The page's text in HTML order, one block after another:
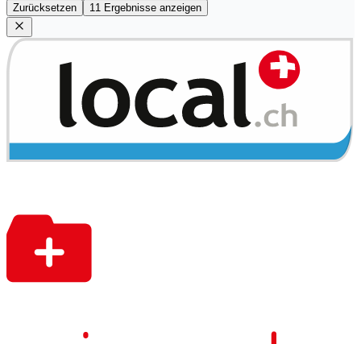
Zurücksetzen 11 Ergebnisse anzeigen